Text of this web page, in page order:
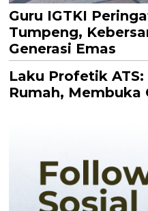
Guru IGTKI
Tumpeng,
Generasi Emas
Laku Profetik
Rumah, Membuka